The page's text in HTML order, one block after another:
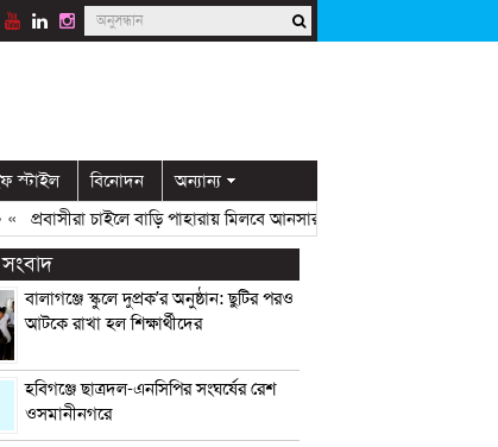
স্টাইল বিনোদন অন্যান্য
চাইলে বাড়ি পাহারায় মিলবে আনসার সদস্য: ডিসি মামুন
বালাগঞ্জে স্কুলে দুপ্রক’র অনুষ্ঠান: ছুটির পরও
আটকে রাখা হল শিক্ষার্থীদের
হবিগঞ্জে ছাত্রদল-এনসিপির সংঘর্ষের রেশ
ওসমানীনগরে